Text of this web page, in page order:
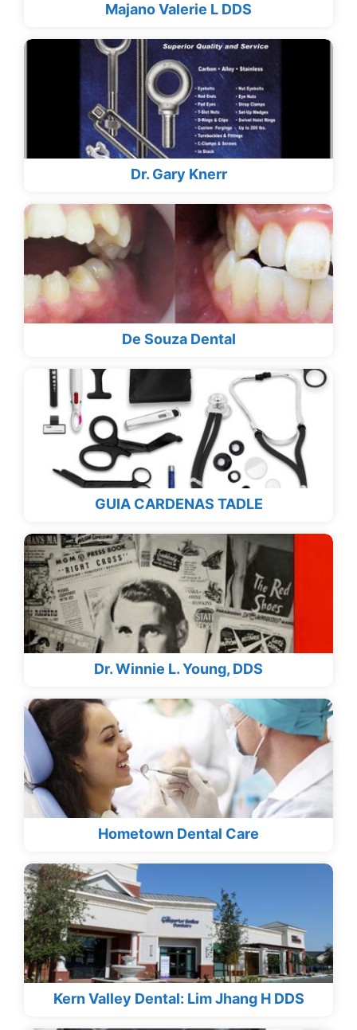
Majano Valerie L DDS
Dr. Gary Knerr
De Souza Dental
GUIA CARDENAS TADLE
Dr. Winnie L. Young, DDS
Hometown Dental Care
Kern Valley Dental: Lim Jhang H DDS